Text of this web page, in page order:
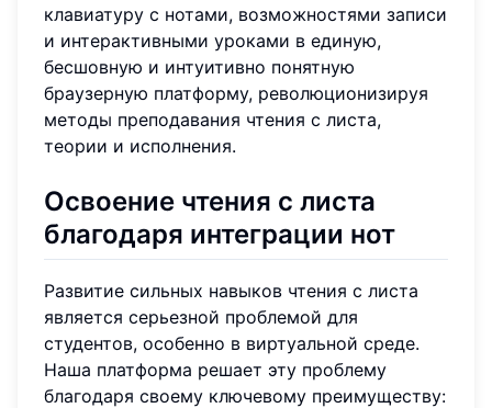
клавиатуру с нотами, возможностями записи
и интерактивными уроками в единую,
бесшовную и интуитивно понятную
браузерную платформу, революционизируя
методы преподавания чтения с листа,
теории и исполнения.
Освоение чтения с листа
благодаря интеграции нот
Развитие сильных навыков чтения с листа
является серьезной проблемой для
студентов, особенно в виртуальной среде.
Наша платформа решает эту проблему
благодаря своему ключевому преимуществу: